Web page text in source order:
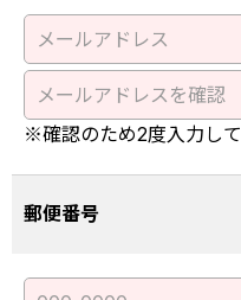
※確認のため2度入力して
郵便番号